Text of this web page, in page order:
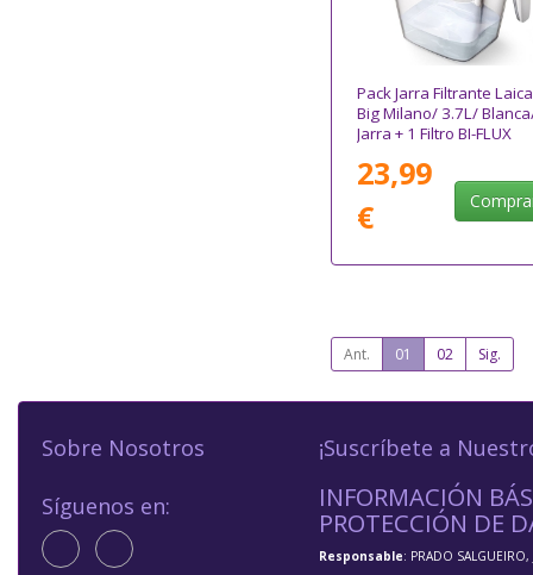
Pack Jarra Filtrante Laica
Big Milano/ 3.7L/
Jarra + 1 Filtro BI-FLUX
23,99
€
Ant. 01 02 Sig.
Sobre Nosotros
Síguenos en:
¡Suscríbete a
INFORMACIÓN
PROTECCIÓN DE
Responsable: PRADO SALGUEIRO,